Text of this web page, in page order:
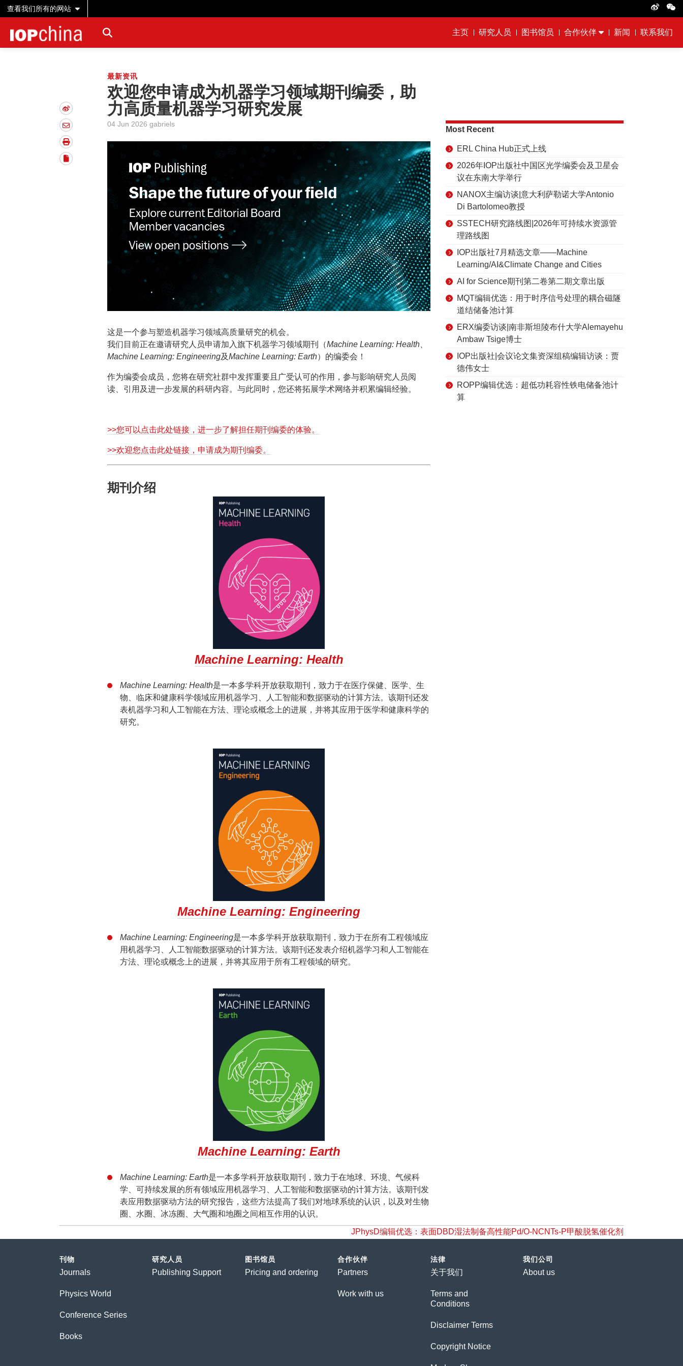
查看我们所有的网站
主页 研究人员 图书馆员 合作伙伴 新闻 联系我们
最新资讯
欢迎您申请成为机器学习领域期刊编委，助
力高质量机器学习研究发展
04 Jun 2026 gabriels
这是一个参与塑造机器学习领域高质量研究的机会。
我们目前正在邀请研究人员申请加入旗下机器学习领域期刊（Machine Learning: Health、
Machine Learning: Engineering及Machine Learning: Earth）的编委会！
作为编委会成员，您将在研究社群中发挥重要且广受认可的作用，参与影响研究人员阅
读、引用及进一步发展的科研内容。与此同时，您还将拓展学术网络并积累编辑经验。
>>您可以点击此处链接，进一步了解担任期刊编委的体验。
>>欢迎您点击此处链接，申请成为期刊编委。
期刊介绍
Machine Learning: Health
Machine Learning: Health是一本多学科开放获取期刊，致力于在医疗保健、医学、生
物、临床和健康科学领域应用机器学习、人工智能和数据驱动的计算方法。该期刊还发
表机器学习和人工智能在方法、理论或概念上的进展，并将其应用于医学和健康科学的
研究。
Machine Learning: Engineering
Machine Learning: Engineering是一本多学科开放获取期刊，致力于在所有工程领域应
用机器学习、人工智能数据驱动的计算方法。该期刊还发表介绍机器学习和人工智能在
方法、理论或概念上的进展，并将其应用于所有工程领域的研究。
Machine Learning: Earth
Machine Learning: Earth是一本多学科开放获取期刊，致力于在地球、环境、气候科
学、可持续发展的所有领域应用机器学习、人工智能和数据驱动的计算方法。该期刊发
表应用数据驱动方法的研究报告，这些方法提高了我们对地球系统的认识，以及对生物
圈、水圈、冰冻圈、大气圈和地圈之间相互作用的认识。
Most Recent
ERL China Hub正式上线
2026年IOP出版社中国区光学编委会及卫星会
议在东南大学举行
NANOX主编访谈|意大利萨勒诺大学Antonio
Di Bartolomeo教授
SSTECH研究路线图|2026年可持续水资源管
理路线图
IOP出版社7月精选文章——Machine
Learning/AI&Climate Change and Cities
AI for Science期刊第二卷第二期文章出版
MQT编辑优选：用于时序信号处理的耦合磁隧
道结储备池计算
ERX编委访谈|南非斯坦陵布什大学Alemayehu
Ambaw Tsige博士
IOP出版社|会议论文集资深组稿编辑访谈：贾
德伟女士
ROPP编辑优选：超低功耗容性铁电储备池计
算
JPhysD编辑优选：表面DBD湿法制备高性能Pd/O-NCNTs-P甲酸脱氢催化剂
刊物
Journals
Physics World
Conference Series
Books
研究人员
Publishing Support
图书馆员
Pricing and ordering
合作伙伴
Partners
Work with us
法律
关于我们
Terms and
Conditions
Disclaimer Terms
Copyright Notice
我们公司
About us